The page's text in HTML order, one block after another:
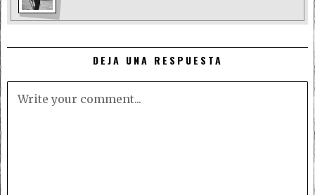
DEJA UNA RESPUESTA